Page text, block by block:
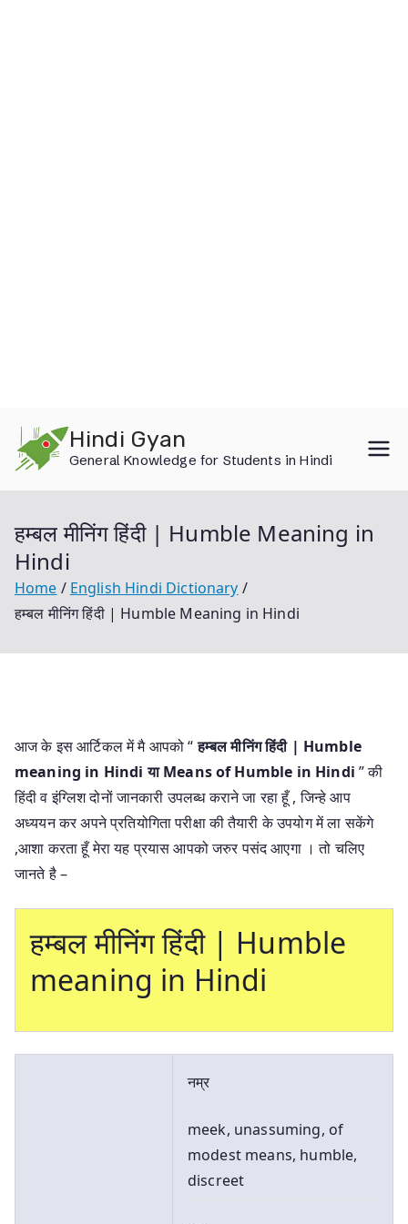
content
Hindi Gyan
General Knowledge for Students in Hindi
हम्बल मीनिंग हिंदी | Humble Meaning in
Hindi
Home
English Hindi Dictionary
हम्बल मीनिंग हिंदी | Humble Meaning in Hindi
आज के इस आर्टिकल में मै आपको “हम्बल मीनिंग हिंदी | Humble
meaning in Hindi याMeans of Humble in Hindi” की
हिंदी व इंग्लिश दोनों जानकारी उपलब्ध कराने जा रहा हूँ , जिन्हे आप
अध्ययन कर अपने प्रतियोगिता परीक्षा की तैयारी के उपयोग में ला सकेंगे
,आशा करता हूँ मेरा यह प्रयास आपको जरुर पसंद आएगा । तो चलिए
जानते है –
हम्बल मीनिंग हिंदी | Humble
meaning in Hindi
नम्र
meek, unassuming, of
modest means, humble,
discreet